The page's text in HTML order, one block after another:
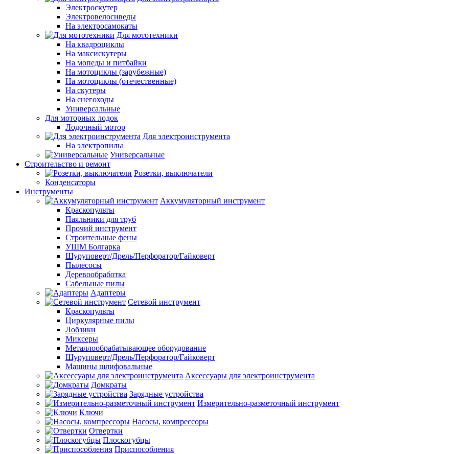
Электроскутер
Электровелосиведы
На электросамокаты
Для мототехники
На квадроциклы
На максискутеры
На мопеды и питбайки
На мотоциклы (зарубежные)
На мотоциклы (отечественные)
На скутеры
На снегоходы
Универсальные
Для моторных лодок
Лодочный мотор
Для электроинструмента
На электропилы
Универсальные
Строительство и ремонт
Розетки, выключатели
Конденсаторы
Инструменты
Аккумуляторный инструмент
Краскопульты
Паяльники для труб
Прочий инструмент
Строительные фены
УШМ Болгарка
Шуруповерт/Дрель/Перфоратор/Гайковерт
Пылесосы
Деревообработка
Сабельные пилы
Адаптеры
Сетевой инструмент
Краскопульты
Циркулярные пилы
Лобзики
Миксеры
Металлообрабатывающее оборудование
Шуруповерт/Дрель/Перфоратор/Гайковерт
Машины шлифовальные
Аксессуары для электроинструмента
Домкраты
Зарядные устройства
Измерительно-разметочный инструмент
Ключи
Насосы, компрессоры
Отвертки
Плоскогубцы
Приспособления